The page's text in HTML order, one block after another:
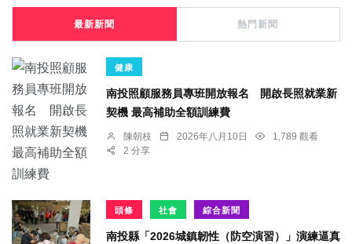
最新新聞 熱門新聞
健康
南投照顧服務員專班開放報名 開啟長照就業新
契機 最高補助全額訓練費
陳朝枝 2026年八月10日
1,789 觀看
2 分享
頭條 社會 綜合新聞
南投縣「2026城鎮韌性（防空演習）」演練逼真